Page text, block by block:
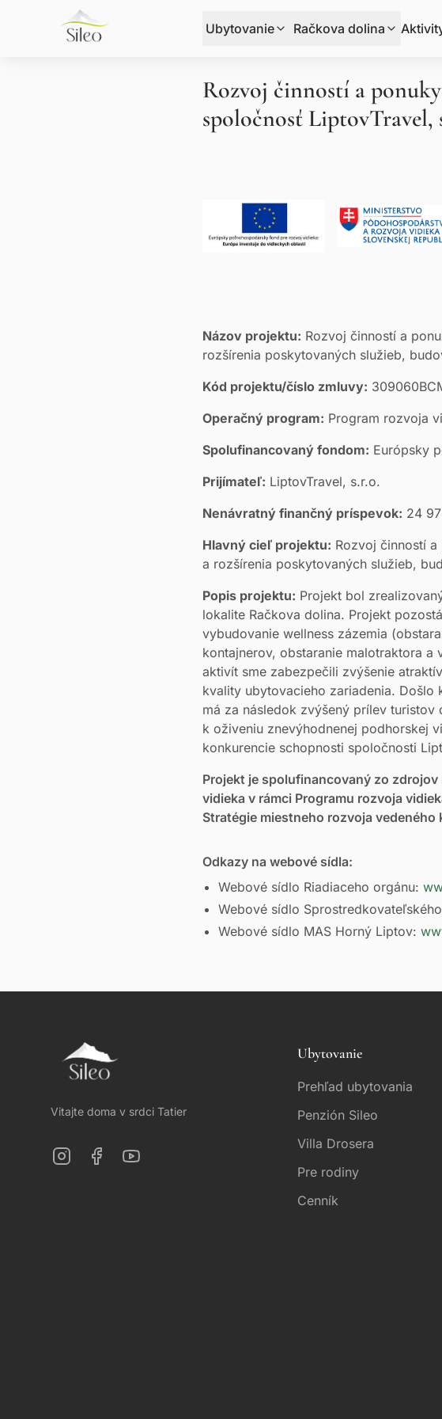
Ubytovanie Račkova dolina
Rozvoj činností a
spoločnosť LiptovTravel,
Názov projektu: Rozvoj činností a
rozšírenia poskytovaných služieb,
Kód projektu/číslo zmluvy:
Operačný program: Program rozvoja
Spolufinancovaný fondom: Európsky
Prijímateľ: LiptovTravel, s.r.o.
Nenávratný finančný príspevok: 24
Hlavný cieľ projektu: Rozvoj činností
a rozšírenia poskytovaných služieb,
Popis projektu: Projekt bol
lokalite Račkova dolina. Projekt
vybudovanie wellness zázemia
kontajnerov, obstaranie malotraktora a
aktivít sme zabezpečili zvýšenie
kvality ubytovacieho zariadenia.
má za následok zvýšený prílev
k oživeniu znevýhodnenej podhorskej
konkurencie schopnosti spoločnosti
Projekt je spolufinancovaný zo
vidieka v rámci Programu rozvoja
Stratégie miestneho rozvoja
Odkazy na webové sídla:
Webové sídlo Riadiaceho orgánu:
Webové sídlo
Webové sídlo MAS Horný Liptov:
Vitajte doma v srdci Tatier
Ubytovanie
Prehľad ubytovania
Penzión Sileo
Villa Drosera
Pre rodiny
Cenník